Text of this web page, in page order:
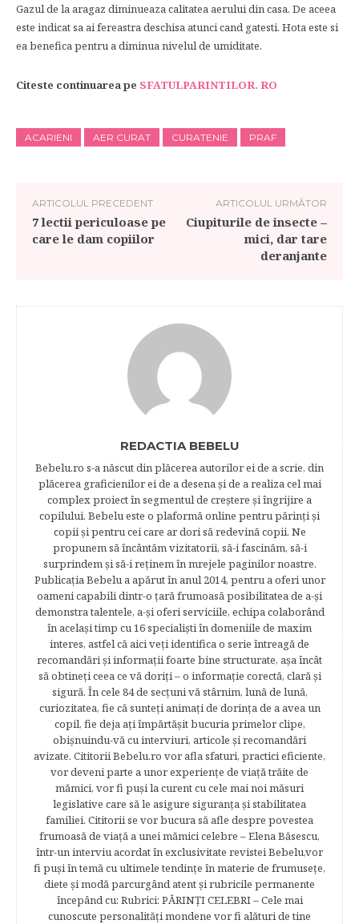
Gazul de la aragaz diminueaza calitatea aerului din casa. De aceea
este indicat sa ai fereastra deschisa atunci cand gatesti. Hota este si
ea benefica pentru a diminua nivelul de umiditate.
Citeste continuarea pe SFATULPARINTILOR. RO
ACARIENI AER CURAT CURATENIE PRAF
ARTICOLUL PRECEDENT
7 lectii periculoase pe
care le dam copiilor
ARTICOLUL URMĂTOR
Ciupiturile de insecte –
mici, dar tare
deranjante
REDACTIA BEBELU
Bebelu.ro s-a născut din plăcerea autorilor ei de a scrie, din
plăcerea graficienilor ei de a desena şi de a realiza cel mai
complex proiect în segmentul de creştere şi îngrijire a
copilului. Bebelu este o plaformă online pentru părinţi şi
copii şi pentru cei care ar dori să redevină copii. Ne
propunem să încântăm vizitatorii, să-i fascinăm, să-i
surprindem şi să-i reţinem în mrejele paginilor noastre.​
Publicația Bebelu a apărut în anul 2014, pentru a oferi unor
oameni capabili dintr-o ţară frumoasă posibilitatea de a-şi
demonstra talentele, a-şi oferi serviciile, echipa colaborând
în acelaşi timp cu 16 specialişti în domeniile de maxim
interes, astfel că aici veţi identifica o serie întreagă de
recomandări şi informaţii foarte bine structurate, aşa încât
să obtineţi ceea ce vă doriţi – o informaţie corectă, clară şi
sigură. În cele 84 de secțuni vă stârnim, lună de lună,
curiozitatea, fie că sunteţi animaţi de dorinţa de a avea un
copil, fie deja aţi împărtăşit bucuria primelor clipe,
obişnuindu-vă cu interviuri, articole şi recomandări
avizate. Cititorii Bebelu.ro vor afla sfaturi, practici eficiente,
vor deveni parte a unor experienţe de viaţă trăite de
mămici, vor fi puşi la curent cu cele mai noi măsuri
legislative care să le asigure siguranţa şi stabilitatea
familiei. Cititorii se vor bucura să afle despre povestea
frumoasă de viață a unei mămici celebre – Elena Băsescu,
într-un interviu acordat în exclusivitate revistei Bebelu,vor
fi puşi în temă cu ultimele tendinţe în materie de frumuseţe,
diete şi modă parcurgând atent şi rubricile permanente
începând cu: Rubrici: PĂRINŢI CELEBRI – Cele mai
cunoscute personalităţi mondene vor fi alături de tine